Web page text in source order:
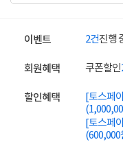
이벤트 2건진행
회원혜택 쿠폰할인
할인혜택
[토스페
[토스페
(600,000